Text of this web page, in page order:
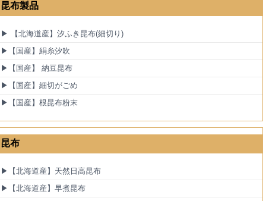
昆布製品
▶ 【北海道産】汐ふき昆布(細切り)
▶【国産】絹糸汐吹
▶【国産】 納豆昆布
▶【国産】細切がごめ
▶【国産】根昆布粉末
昆布
▶【北海道産】天然日高昆布
▶【北海道産】早煮昆布